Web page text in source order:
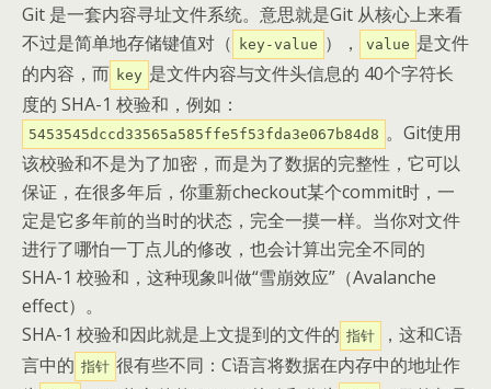
Git 是一套内容寻址文件系统。意思就是Git 从核心上来看
不过是简单地存储键值对（
key-value ）， value 是文件
的内容，而 key 是文件内容与文件头信息的 40个字符长
度的 SHA-1 校验和，例如：
5453545dccd33565a585ffe5f53fda3e067b84d8 。Git使用
该校验和不是为了加密，而是为了数据的完整性，它可以
保证，在很多年后，你重新checkout某个commit时，一
定是它多年前的当时的状态，完全一摸一样。当你对文件
进行了哪怕一丁点儿的修改，也会计算出完全不同的
SHA-1 校验和，这种现象叫做“雪崩效应”（Avalanche
effect）。
SHA-1 校验和因此就是上文提到的文件的 指针
，这和C语
言中的 指针 很有些不同：C语言将数据在内存中的地址作